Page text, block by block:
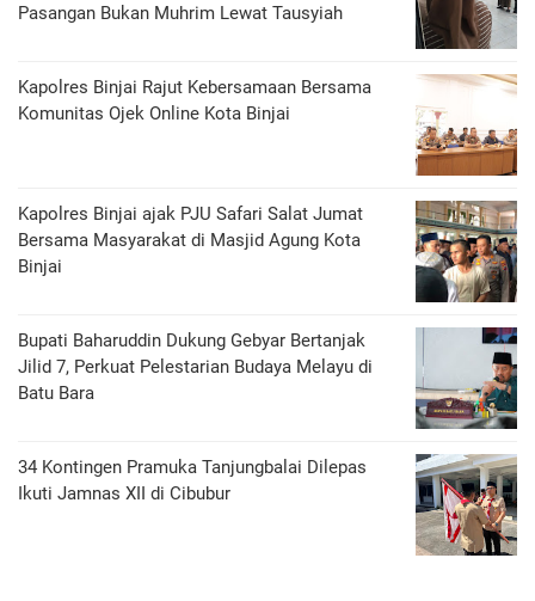
Pasangan Bukan Muhrim Lewat Tausyiah
Kapolres Binjai Rajut Kebersamaan Bersama
Komunitas Ojek Online Kota Binjai
Kapolres Binjai ajak PJU Safari Salat Jumat
Bersama Masyarakat di Masjid Agung Kota
Binjai
Bupati Baharuddin Dukung Gebyar Bertanjak
Jilid 7, Perkuat Pelestarian Budaya Melayu di
Batu Bara
34 Kontingen Pramuka Tanjungbalai Dilepas
Ikuti Jamnas XII di Cibubur